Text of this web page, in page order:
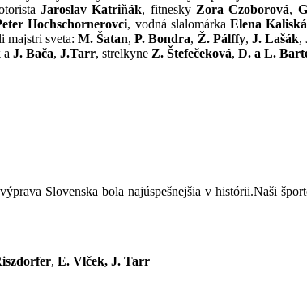
Jaroslav Katriňák, fitnesky Zora Czoborová,
Hochschornerovci, vodná slalomárka Elena Kaliská
majstri sveta:M. Šatan,P. Bondra, Ž. Pálffy, J. Lašák,
a J. Bača, J.Tarr, strelkyne Z. Štefečeková, D. a L.
Slovenska bola najúspešnejšia v histórii.Naši
, E. Vlček, J. Tarr